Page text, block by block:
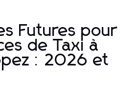
Futures pour
de Taxi à
: 2026 et